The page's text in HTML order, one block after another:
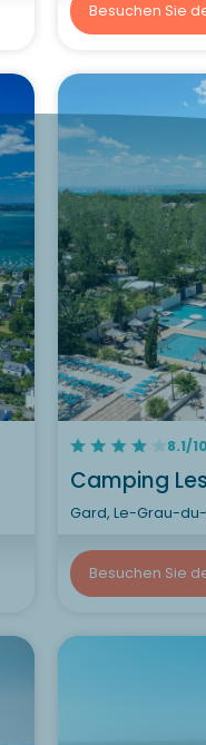
Besuchen Sie
8.1/10
Camping
Gard, Le-Grau-
Besuchen Sie